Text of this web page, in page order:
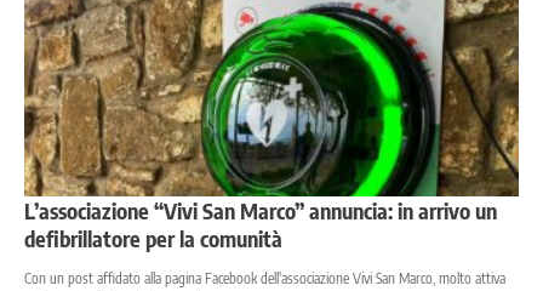
L’associazione “Vivi San Marco” annuncia: in arrivo un
defibrillatore per la comunità
Con un post affidato alla pagina Facebook dell'associazione Vivi San Marco, molto attiva